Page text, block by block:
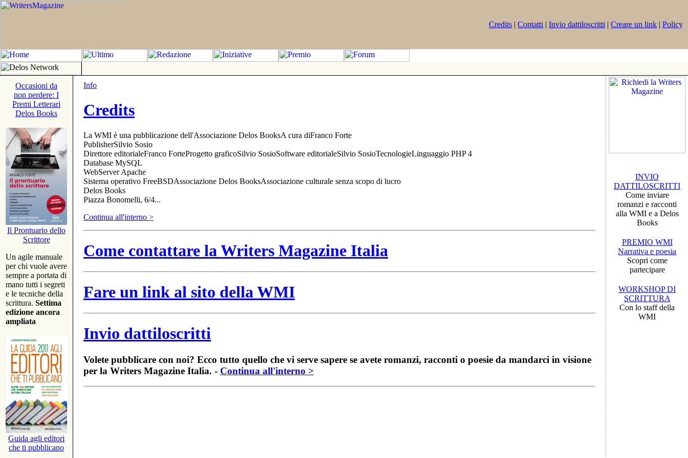
Credits | Contatti | Invio dattiloscritti | Creare un link | Policy
Occasioni da
non perdere: I
Premi Letterari
Delos Books
Il Prontuario dello
Scrittore
Un agile manuale
per chi vuole avere
sempre a portata di
mano tutti i segreti
e le tecniche della
scrittura. Settima
edizione ancora
ampliata
Guida agli editori
che ti pubblicano
Info
Credits
La WMI è una pubblicazione dell'Associazione Delos BooksA cura diFranco Forte
PublisherSilvio Sosio
Direttore editorialeFranco ForteProgetto graficoSilvio SosioSoftware editorialeSilvio SosioTecnologieLinguaggio PHP 4
Database MySQL
WebServer Apache
Sistema operativo FreeBSDAssociazione Delos BooksAssociazione culturale senza scopo di lucro
Delos Books
Piazza Bonomelli, 6/4...
Continua all'interno >
Come contattare la Writers Magazine Italia
Fare un link al sito della WMI
Invio dattiloscritti
Volete pubblicare con noi? Ecco tutto quello che vi serve sapere se avete romanzi, racconti o poesie da mandarci in visione
per la Writers Magazine Italia. - Continua all'interno >
INVIO
DATTILOSCRITTI
Come inviare
romanzi e racconti
alla WMI e a Delos
Books
PREMIO WMI
Narrativa e poesia
Scopri come
partecipare
WORKSHOP DI
SCRITTURA
Con lo staff della
WMI